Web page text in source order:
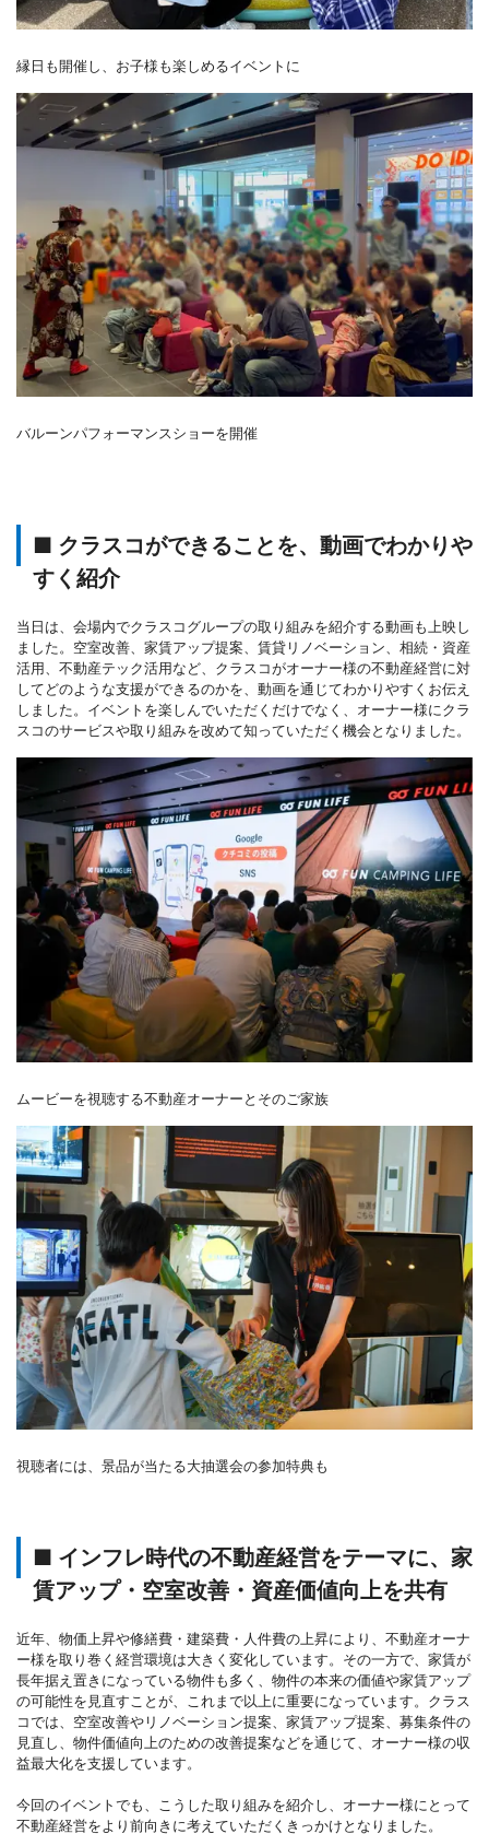
縁日も開催し、お子様も楽しめるイベントに
バルーンパフォーマンスショーを開催
■ クラスコができることを、動画でわかりや
すく紹介
当日は、会場内でクラスコグループの取り組みを紹介する動画も上映し
ました。空室改善、家賃アップ提案、賃貸リノベーション、相続・資産
活用、不動産テック活用など、クラスコがオーナー様の不動産経営に対
してどのような支援ができるのかを、動画を通じてわかりやすくお伝え
しました。イベントを楽しんでいただくだけでなく、オーナー様にクラ
スコのサービスや取り組みを改めて知っていただく機会となりました。
ムービーを視聴する不動産オーナーとそのご家族
視聴者には、景品が当たる大抽選会の参加特典も
■ インフレ時代の不動産経営をテーマに、家
賃アップ・空室改善・資産価値向上を共有
近年、物価上昇や修繕費・建築費・人件費の上昇により、不動産オーナ
ー様を取り巻く経営環境は大きく変化しています。その一方で、家賃が
長年据え置きになっている物件も多く、物件の本来の価値や家賃アップ
の可能性を見直すことが、これまで以上に重要になっています。クラス
コでは、空室改善やリノベーション提案、家賃アップ提案、募集条件の
見直し、物件価値向上のための改善提案などを通じて、オーナー様の収
益最大化を支援しています。
今回のイベントでも、こうした取り組みを紹介し、オーナー様にとって
不動産経営をより前向きに考えていただくきっかけとなりました。